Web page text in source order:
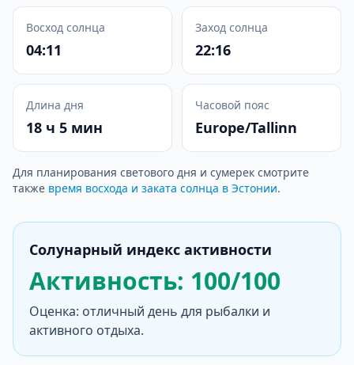
Восход солнца
04:11
Заход солнца
22:16
Длина дня
18 ч 5 мин
Часовой пояс
Europe/Tallinn
Для планирования светового дня и сумерек смотрите
также время восхода и заката солнца в Эстонии.
Солунарный индекс активности
Активность: 100/100
Оценка: отличный день для рыбалки и
активного отдыха.